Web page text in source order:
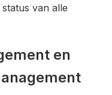
van alle
en